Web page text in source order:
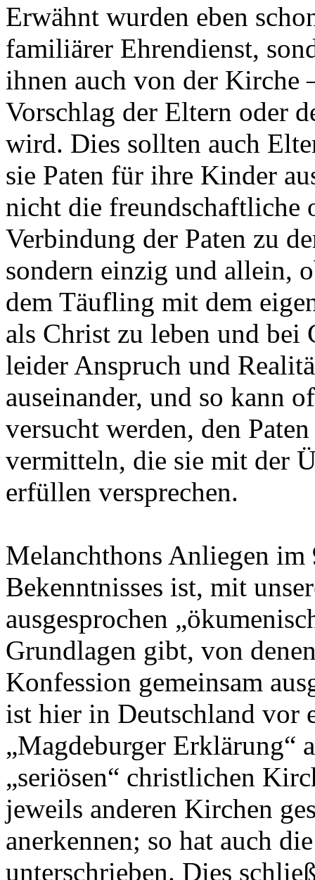
Erwähnt wurden eben
familiärer Ehrendienst,
ihnen auch von der Kirche
Vorschlag der Eltern oder
wird. Dies sollten auch
sie Paten für ihre Kinder
nicht die freundschaftliche
Verbindung der Paten zu
sondern einzig und allein,
dem Täufling mit dem
als Christ zu leben und
leider Anspruch und
auseinander, und so kann
versucht werden, den
vermitteln, die sie mit der
erfüllen versprechen.
Melanchthons Anliegen
Bekenntnisses ist, mit
ausgesprochen
Grundlagen gibt, von
Konfession gemeinsam
ist hier in Deutschland vor
„Magdeburger Erklärung“
„seriösen“ christlichen
jeweils anderen Kirchen
anerkennen; so hat auch
unterschrieben. Dies